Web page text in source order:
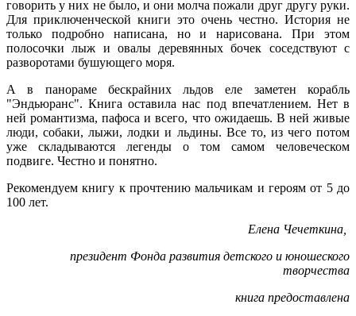
говорить у них не было, и они молча пожали друг другу руки.
Для приключенческой книги это очень честно. История не
только подробно написана, но и нарисована. При этом
полосочки лыж и овалы деревянных бочек соседствуют с
разворотами бушующего моря.
А в панораме бескрайних льдов еле заметен корабль
"Эндьюранс". Книга оставила нас под впечатлением. Нет в
ней романтизма, пафоса и всего, что ожидаешь. В ней живые
люди, собаки, лыжи, лодки и льдины. Все то, из чего потом
уже складываются легенды о том самом человеческом
подвиге. Честно и понятно.
Рекомендуем книгу к прочтению мальчикам и героям от 5 до
100 лет.
Елена Чечеткина,
президент Фонда развития детского и юношеского
творчества
книга предоставлена